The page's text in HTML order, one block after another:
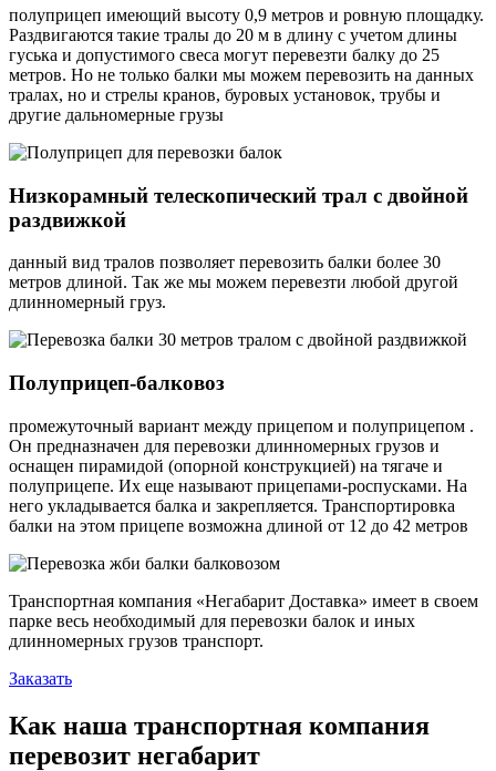
полуприцеп имеющий высоту 0,9 метров и ровную площадку.
Раздвигаются такие тралы до 20 м в длину с учетом длины
гуська и допустимого свеса могут перевезти балку до 25
метров. Но не только балки мы можем перевозить на данных
тралах, но и стрелы кранов, буровых установок, трубы и
другие дальномерные грузы
Низкорамный телескопический трал с двойной
раздвижкой
данный вид тралов позволяет перевозить балки более 30
метров длиной. Так же мы можем перевезти любой другой
длинномерный груз.
Полуприцеп-балковоз
промежуточный вариант между прицепом и полуприцепом .
Он предназначен для перевозки длинномерных грузов и
оснащен пирамидой (опорной конструкцией) на тягаче и
полуприцепе. Их еще называют прицепами-роспусками. На
него укладывается балка и закрепляется. Транспортировка
балки на этом прицепе возможна длиной от 12 до 42 метров
Транспортная компания «Негабарит Доставка» имеет в своем
парке весь необходимый для перевозки балок и иных
длинномерных грузов транспорт.
Заказать
Как наша транспортная компания
перевозит негабарит